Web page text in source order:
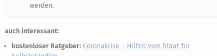
werden.
auch interessant:
kostenloser Ratgeber: Coronakrise – Hilfen vom Staat für